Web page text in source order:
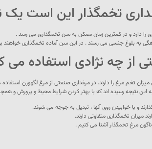
تخمگذار این است یک
را دارد و در کمترین زمان ممکن به سن تخمگذاری می رسد .
از چه نژادی استفاده می
تخم مرغ را دارند. در مرغداری صنعتی از مرغ لگهورن استفاده
این نتیجه رسیده اند که با بهتر کردن شرایط محیط و پرورش و
میزان تخمگذاری متفاوتی دارند.
مرغ تخمگذار آشنا می کنیم .